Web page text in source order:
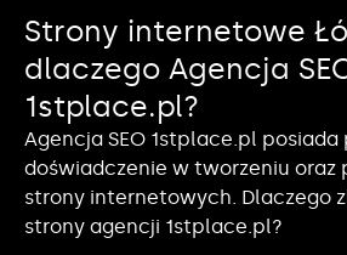
Strony internetowe
dlaczego Agencja
1stplace.pl?
Agencja SEO 1stplace.pl
doświadczenie w tworzeniu oraz
strony internetowych. Dlaczego
strony agencji 1stplace.pl?